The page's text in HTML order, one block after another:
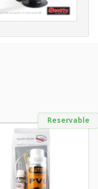
Reservable